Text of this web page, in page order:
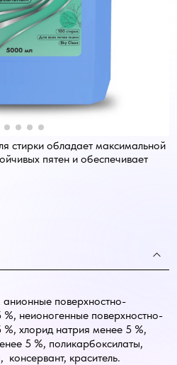
стирки обладает максимальной
пятен и обеспечивает
до деликатных, и становится
поверхностно-
неионогенные поверхностно-
хлорид натрия менее 5 %,
5 %, поликарбоксилаты,
краситель.